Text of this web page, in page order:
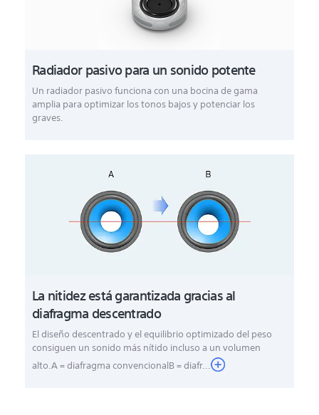
Radiador pasivo para un sonido potente
Un radiador pasivo funciona con una bocina de gama
amplia para optimizar los tonos bajos y potenciar los
graves.
La nitidez está garantizada gracias al
diafragma descentrado
El diseño descentrado y el equilibrio optimizado del peso
consiguen un sonido más nítido incluso a un volumen
alto.A = diafragma convencionalB = diafr...